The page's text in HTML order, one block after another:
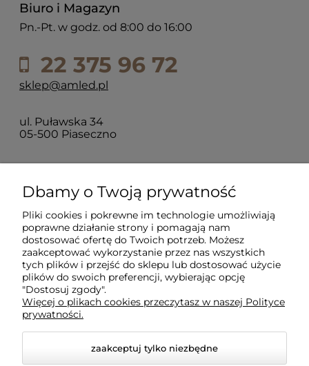
Biuro i Magazyn
Pn.-Pt. w godz. od 8:00 do 16:00
22 375 96 72
sklep@amled.pl
ul. Puławska 34
05-500 Piaseczno
Dla klientów
Informacje
O firmie
Dbamy o Twoją prywatność
Pliki cookies i pokrewne im technologie umożliwiają
poprawne działanie strony i pomagają nam
dostosować ofertę do Twoich potrzeb. Możesz
zaakceptować wykorzystanie przez nas wszystkich
tych plików i przejść do sklepu lub dostosować użycie
plików do swoich preferencji, wybierając opcję
"Dostosuj zgody".
Więcej o plikach cookies przeczytasz w naszej Polityce
prywatności.
zaakceptuj tylko niezbędne